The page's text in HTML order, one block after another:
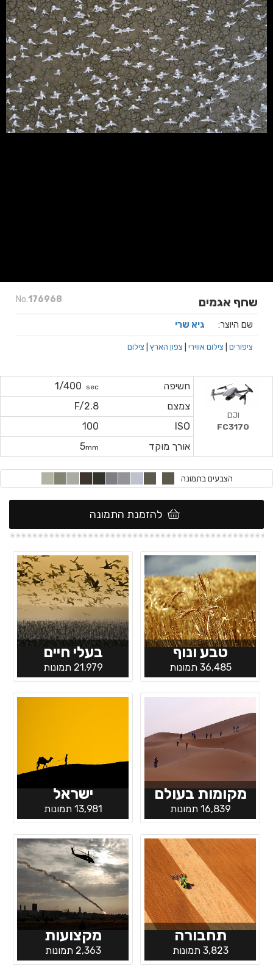
No.176968 שחף אגמים
שם היוצר: גיא שרי
ציפורים צילום אווירי צפון הארץ צילום
חשיפה sec
1/400
צמצם
F/2.8
ISO
100
אורך מוקד
5mm
DJI
FC3170
הצבעים בתמונה
להזמנת התמונה
טבע ונוף
36,485 תמונות
בעלי חיים
21,979 תמונות
מקומות בעולם
16,839 תמונות
ישראל
13,981 תמונות
תחבורה
3,823 תמונות
מקצועות
2,363 תמונות